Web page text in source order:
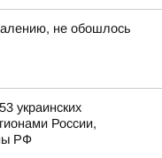
не обошлось
украинских
России,
РФ